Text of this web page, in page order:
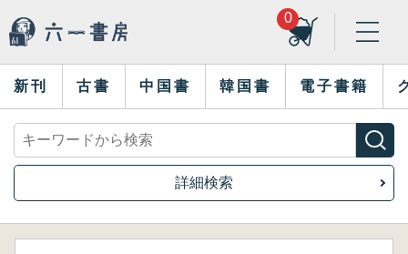
0
新刊 古書 中国書 韓国書 電子書籍
詳細検索